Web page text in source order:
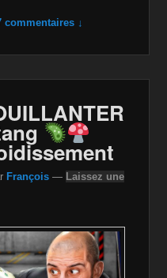
p
y
Li
n
k
ta
g
er
commentaires ↓
François — Laissez une